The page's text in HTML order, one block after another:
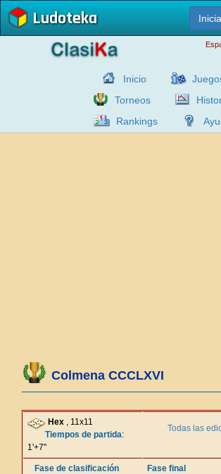
Ludoteka
Inicio
Torneos
Rankings
Colmena CCCLXVI
Hex , 11x11
Tiempos de partida:
1'+7"
Todas las
Fase de clasificación
Fase final